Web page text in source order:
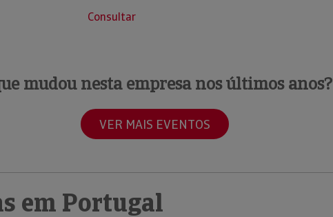
Consultar
mudou nesta empresa nos últimos anos?
VER MAIS EVENTOS
em Portugal